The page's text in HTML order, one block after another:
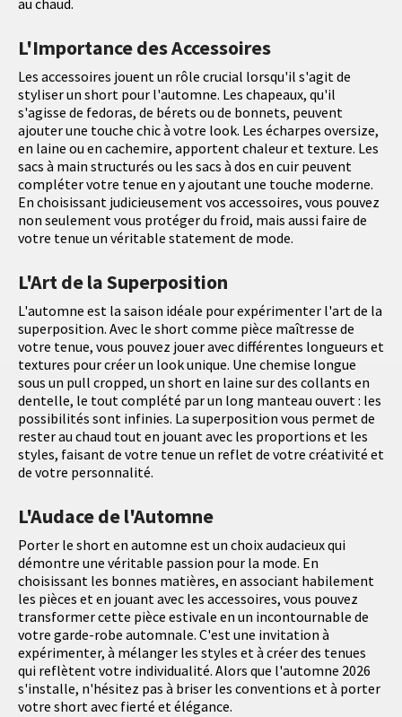
au chaud.
L'Importance des Accessoires
Les accessoires jouent un rôle crucial lorsqu'il s'agit de
styliser un short pour l'automne. Les chapeaux, qu'il
s'agisse de fedoras, de bérets ou de bonnets, peuvent
ajouter une touche chic à votre look. Les écharpes oversize,
en laine ou en cachemire, apportent chaleur et texture. Les
sacs à main structurés ou les sacs à dos en cuir peuvent
compléter votre tenue en y ajoutant une touche moderne.
En choisissant judicieusement vos accessoires, vous pouvez
non seulement vous protéger du froid, mais aussi faire de
votre tenue un véritable statement de mode.
L'Art de la Superposition
L'automne est la saison idéale pour expérimenter l'art de la
superposition. Avec le short comme pièce maîtresse de
votre tenue, vous pouvez jouer avec différentes longueurs et
textures pour créer un look unique. Une chemise longue
sous un pull cropped, un short en laine sur des collants en
dentelle, le tout complété par un long manteau ouvert : les
possibilités sont infinies. La superposition vous permet de
rester au chaud tout en jouant avec les proportions et les
styles, faisant de votre tenue un reflet de votre créativité et
de votre personnalité.
L'Audace de l'Automne
Porter le short en automne est un choix audacieux qui
démontre une véritable passion pour la mode. En
choisissant les bonnes matières, en associant habilement
les pièces et en jouant avec les accessoires, vous pouvez
transformer cette pièce estivale en un incontournable de
votre garde-robe automnale. C'est une invitation à
expérimenter, à mélanger les styles et à créer des tenues
qui reflètent votre individualité. Alors que l'automne 2026
s'installe, n'hésitez pas à briser les conventions et à porter
votre short avec fierté et élégance.